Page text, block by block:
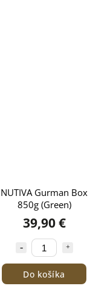
NUTIVA Gurman Box
850g (Green)
39,90 €
Do košíka